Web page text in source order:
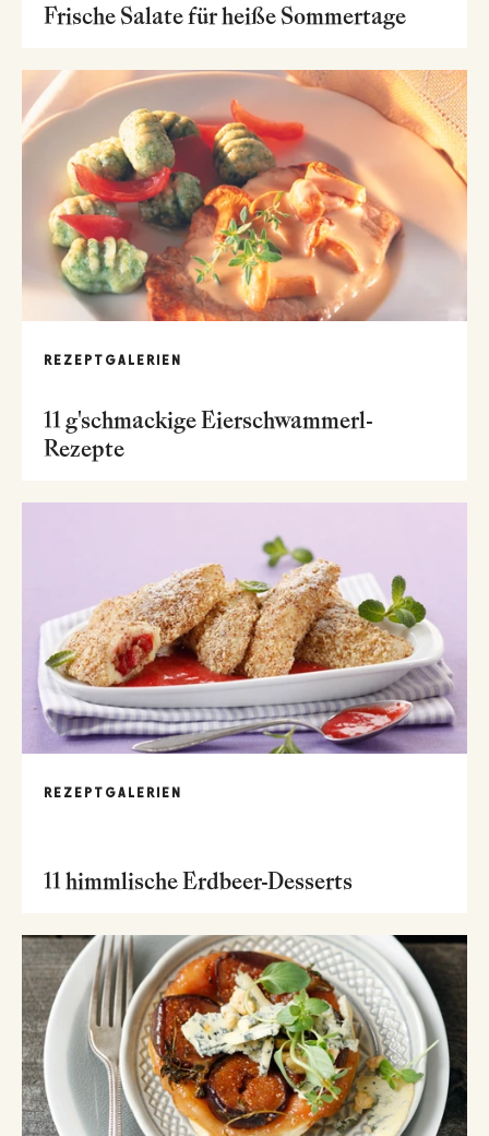
Frische Salate für heiße Sommertage
REZEPTGALERIEN
11 g'schmackige Eierschwammerl-
Rezepte
REZEPTGALERIEN
11 himmlische Erdbeer-Desserts